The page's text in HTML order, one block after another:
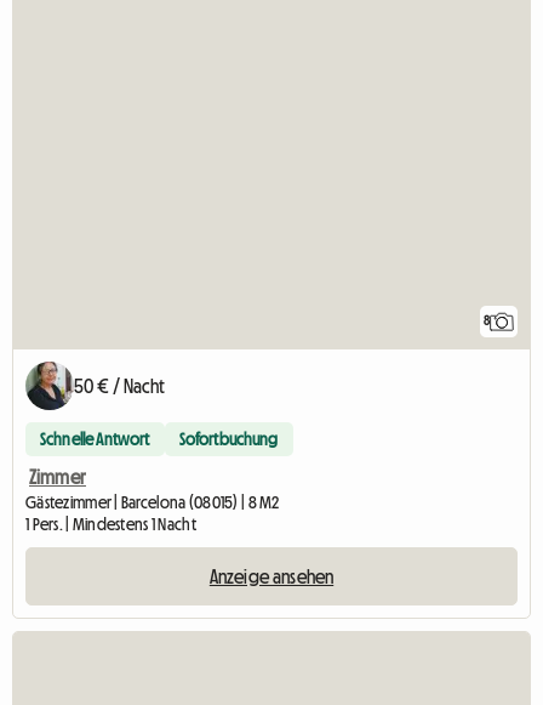
8
50 € / Nacht
Schnelle Antwort Sofortbuchung
Zimmer
Gästezimmer | Barcelona (08015) | 8 M2
1 Pers. | Mindestens 1 Nacht
Anzeige ansehen